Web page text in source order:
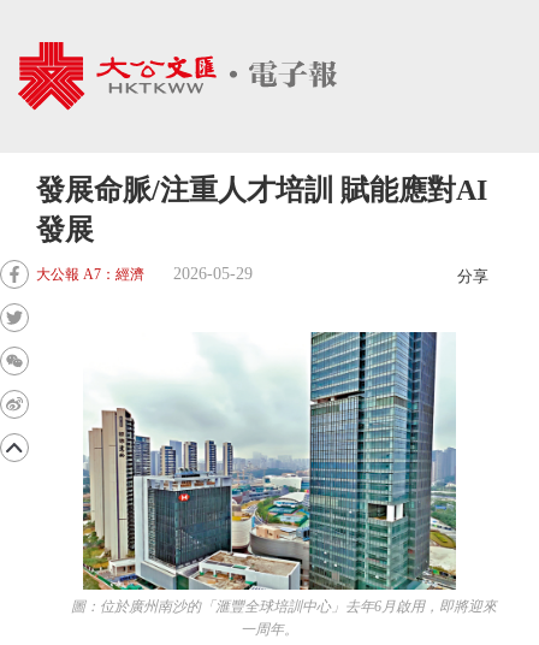
發展命脈/注重人才培訓 賦能應對AI
發展
大公報 A7：經濟 2026-05-29 分享
圖：位於廣州南沙的「滙豐全球培訓中心」去年6月啟用，即將迎來
一周年。